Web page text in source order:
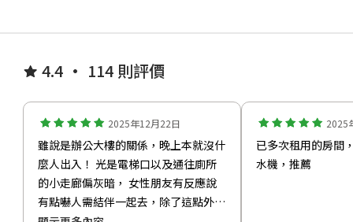
4.4 • 114 則評價
2025年12月22日
雖說是辦公大樓的關係，晚上本就沒什
麼人出入！ 光是電梯口以及通往廁所
的小走廊偏灰暗， 女性朋友有反應說
有點嚇人需結伴一起去，除了這點外其
2025
已多次租用的房間
水機，推薦